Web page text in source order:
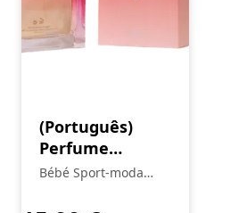
(Português)
Perfume
Menina
Bébé Sport-moda